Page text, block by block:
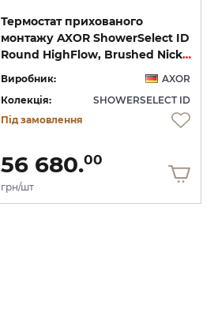
Термостат прихованого
монтажу AXOR ShowerSelect ID
Round HighFlow, Brushed Nickel (36759820)
Виробник:
AXOR
Колекція:
SHOWERSELECT ID
Під замовлення
56 680.00
грн/шт